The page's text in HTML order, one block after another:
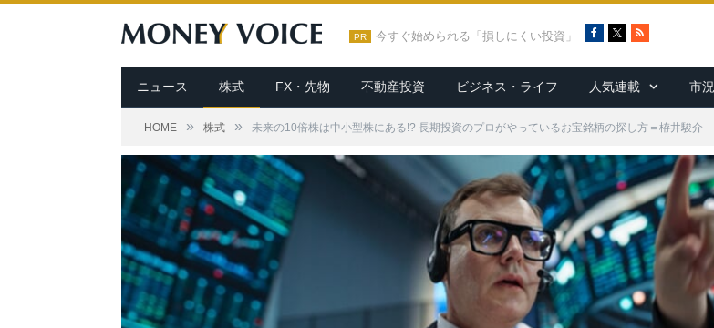
PR 今すぐ始められる「損しにくい投資」
c
e
b
o
k
R
S
ニュース 株式 FX・先物 不動産投資 ビジネス・ライフ 人気連載 市況
HOME » 株式 » 未来の10倍株は中小型株にある!? 長期投資のプロがやっているお宝銘柄の探し方＝栫井駿介